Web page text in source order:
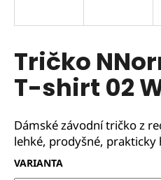
Tričko
T-shirt 02
Dámské závodní tričko z
lehké, prodyšné, prakticky
VARIANTA